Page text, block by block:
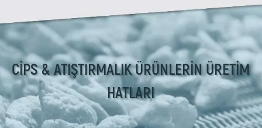
CİPS & ATIŞTIRMALIK ÜRÜNLERİN ÜRETİM
HATLARI